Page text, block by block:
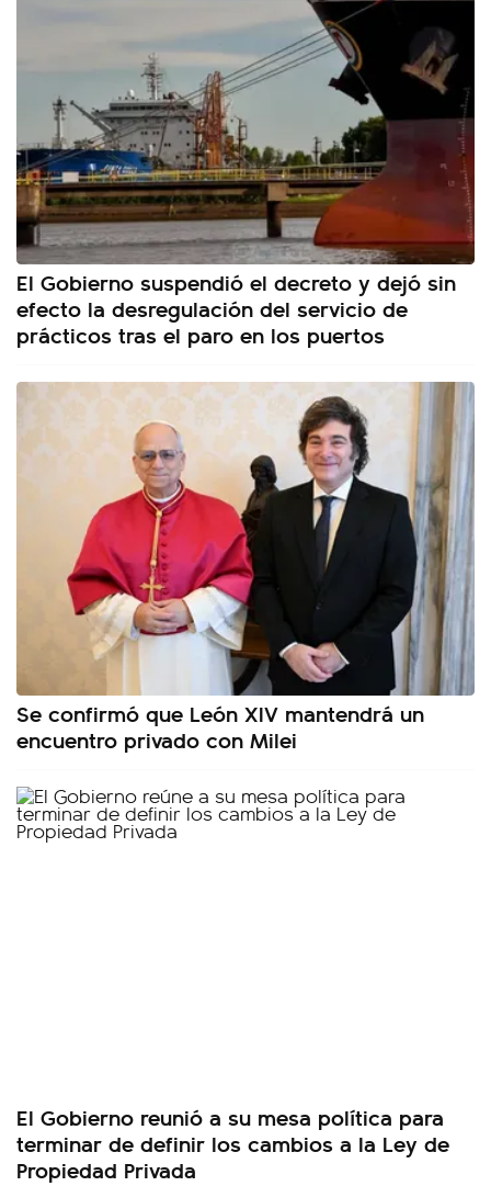
El Gobierno suspendió el decreto y dejó sin
efecto la desregulación del servicio de
prácticos tras el paro en los puertos
Se confirmó que León XIV mantendrá un
encuentro privado con Milei
El Gobierno reunió a su mesa política para
terminar de definir los cambios a la Ley de
Propiedad Privada